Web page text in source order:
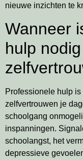
nieuwe inzichten te
Wanneer
hulp
Professionele hulp
zelfvertrouwen je
schoolgang
inspanningen.
schoolangst, het
depressieve